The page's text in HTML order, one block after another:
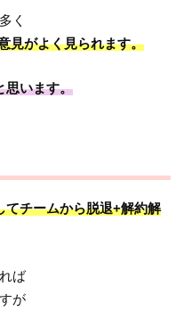
く
見がよく見られます。
思います。
てチームから脱退+解約解
ば
が